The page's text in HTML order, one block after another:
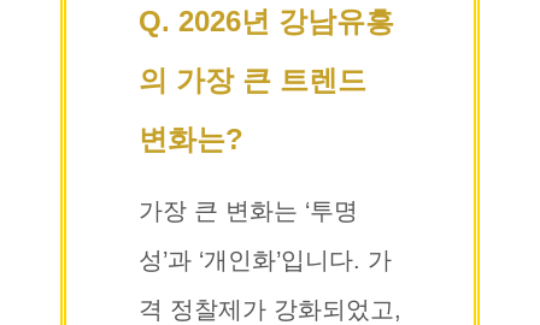
Q. 2026년 강남유흥
의 가장 큰 트렌드
변화는?
가장 큰 변화는 ‘투명
성’과 ‘개인화’입니다. 가
격 정찰제가 강화되었고,